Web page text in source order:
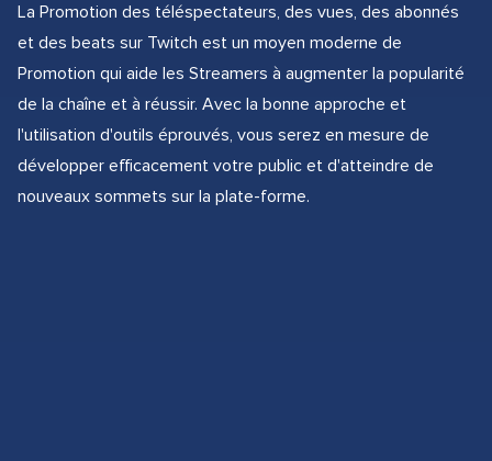
La Promotion des téléspectateurs, des vues, des abonnés
et des beats sur Twitch est un moyen moderne de
Promotion qui aide les Streamers à augmenter la popularité
de la chaîne et à réussir. Avec la bonne approche et
l'utilisation d'outils éprouvés, vous serez en mesure de
développer efficacement votre public et d'atteindre de
nouveaux sommets sur la plate-forme.